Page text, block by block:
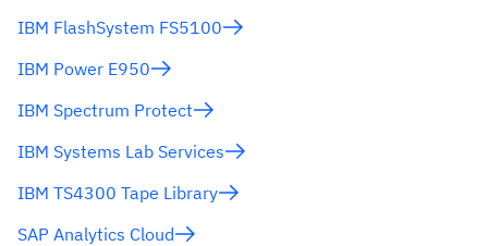
IBM FlashSystem FS5100
IBM Power E950
IBM Spectrum Protect
IBM Systems Lab Services
IBM TS4300 Tape Library
SAP Analytics Cloud